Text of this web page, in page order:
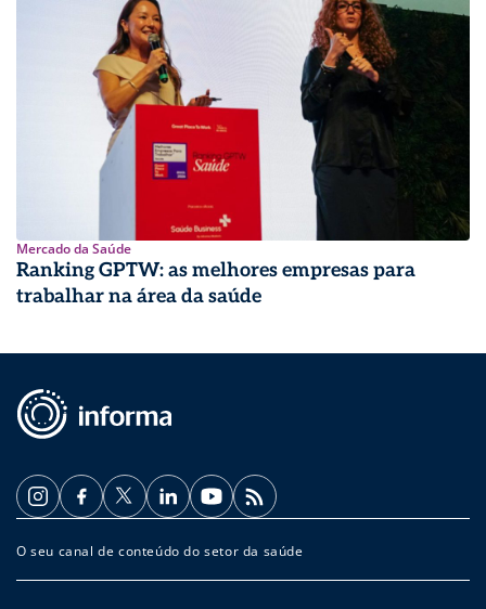
Mercado da Saúde
Ranking GPTW: as melhores empresas para
trabalhar na área da saúde
O seu canal de conteúdo do setor da saúde